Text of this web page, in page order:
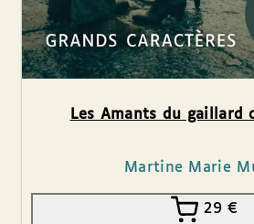
Les Amants du gaillard
Martine Marie
29€